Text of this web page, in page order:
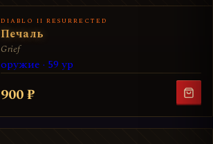
DIABLO II RESURRECTED
Печаль
Grief
оружие · 59 ур
900 ₽